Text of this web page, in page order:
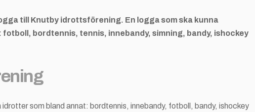
till Knutby idrottsförening. En logga som ska kunna
bordtennis, tennis, innebandy, simning, bandy, ishockey
som bland annat: bordtennis, innebandy, fotboll, bandy, ishockey